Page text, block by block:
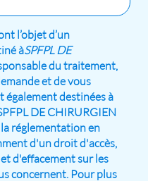
l’objet d’un
àSPFPL DE
du traitement,
et de vous
également destinées à
DE CHIRURGIEN
réglementation en
d'un droit d'accès,
d'effacement sur les
concernent. Pour plus